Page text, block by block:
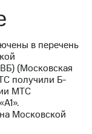
в перечень
(Московская
получили Б-
МТС
Московской